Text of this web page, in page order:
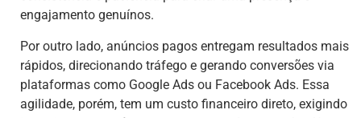
engajamento genuínos.
Por outro lado, anúncios pagos entregam resultados mais
rápidos, direcionando tráfego e gerando conversões via
plataformas como Google Ads ou Facebook Ads. Essa
agilidade, porém, tem um custo financeiro direto, exigindo